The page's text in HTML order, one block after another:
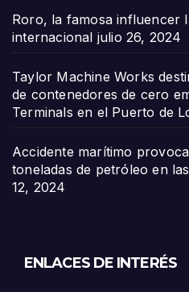
Roro, la famosa influencer
internacional julio 26, 2024
Taylor Machine Works
de contenedores de cero
Terminals en el Puerto de
Accidente marítimo
toneladas de petróleo en
12, 2024
ENLACES DE INTERÉS